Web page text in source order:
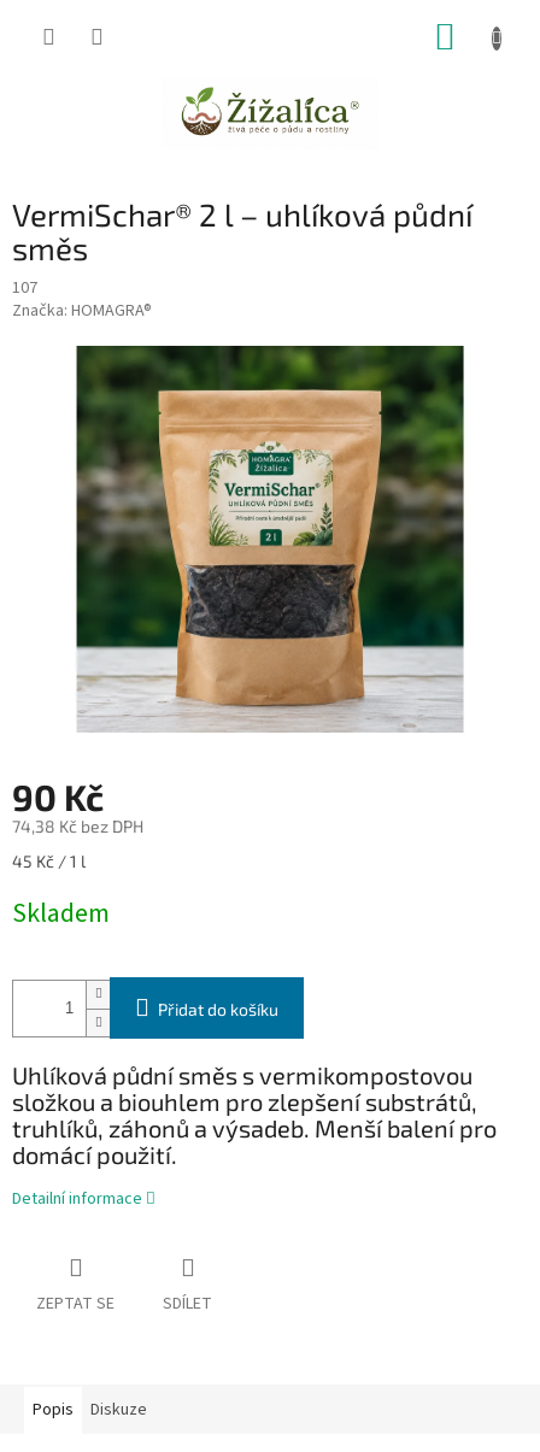
VermiSchar® 2 l – uhlíková půdní
směs
107
Značka: HOMAGRA®
90 Kč
74,38 Kč bez DPH
Měrná
45 Kč / 1 l
Skladem
Přidat do košíku
Uhlíková půdní směs s vermikompostovou
složkou a biouhlem pro zlepšení substrátů,
truhlíků, záhonů a výsadeb. Menší balení pro
domácí použití.
Detailní informace
ZEPTAT SE SDÍLET
Popis Diskuze